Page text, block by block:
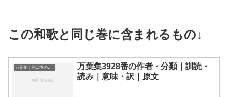
この和歌と同じ巻に含まれるもの↓
万葉集｜第17巻の和歌一覧
万葉集3928番の作者・分類｜訓読・
読み｜意味・訳｜原文